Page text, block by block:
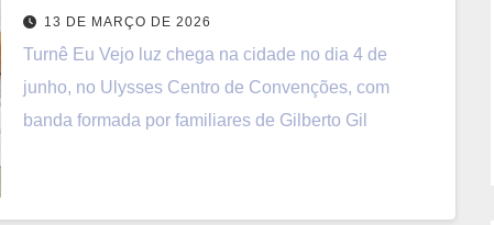
13 DE MARÇO DE 2026
Turnê Eu Vejo luz chega na cidade no dia 4 de
junho, no Ulysses Centro de Convenções, com
banda formada por familiares de Gilberto Gil